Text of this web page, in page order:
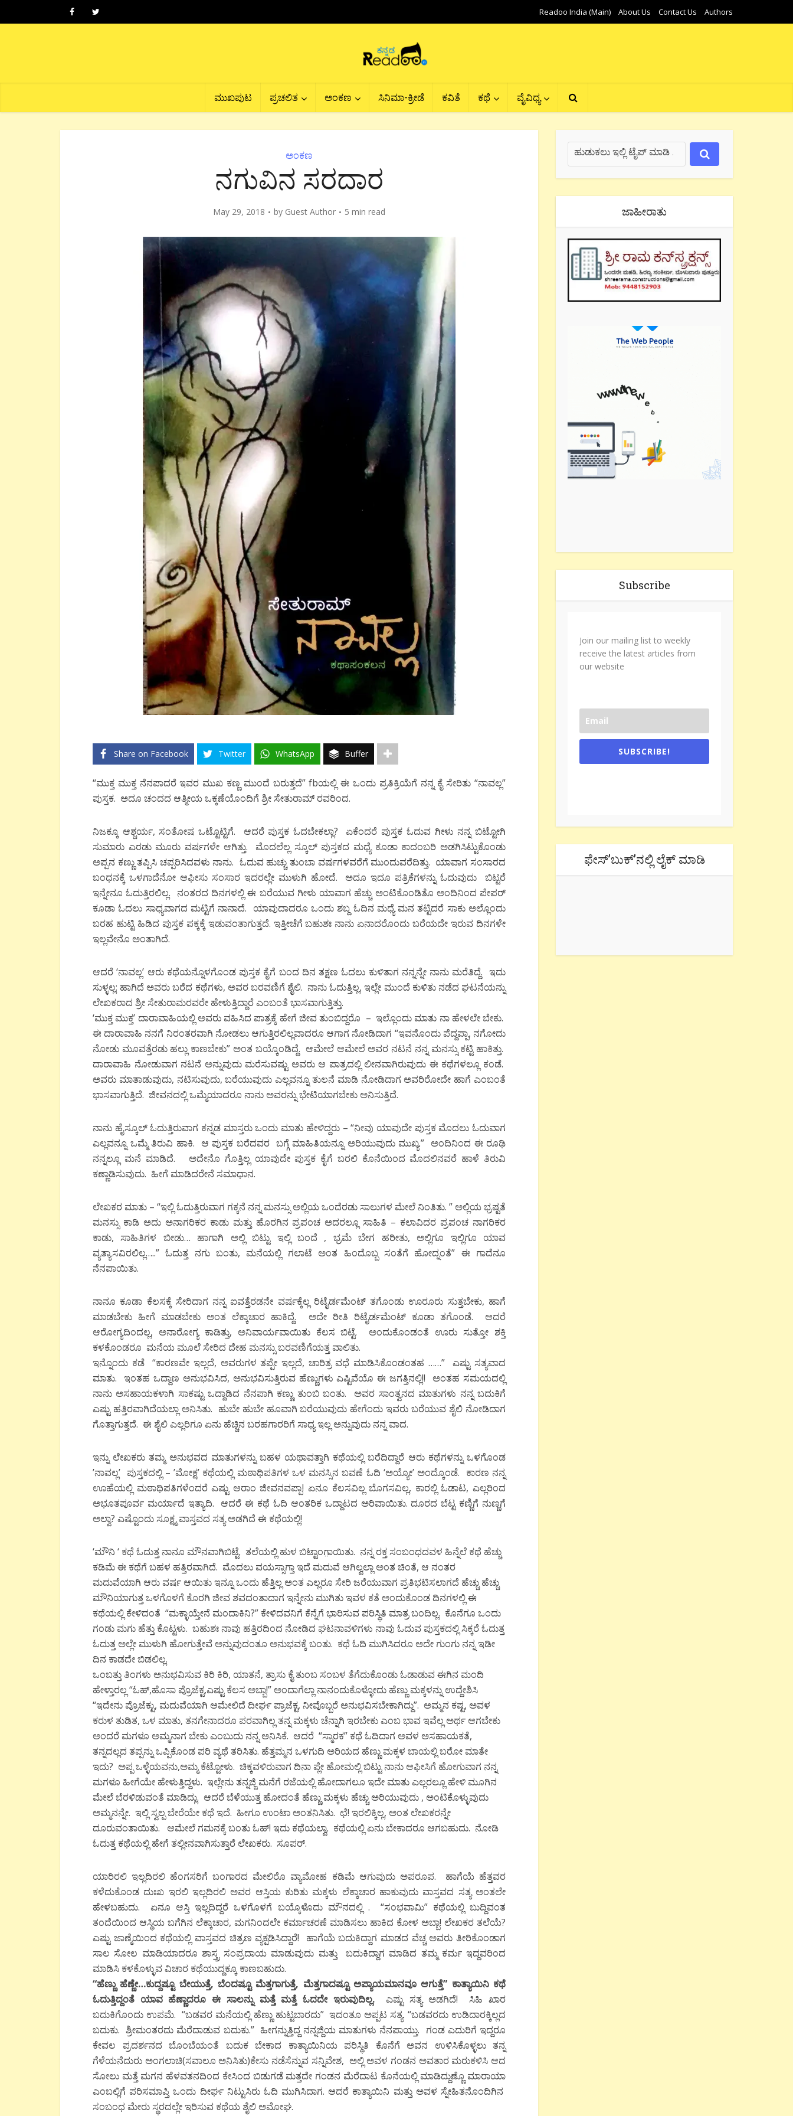
Readoo India (Main) About Us Contact Us Authors
ಮುಖಪುಟ ಪ್ರಚಲಿತ ಅಂಕಣ ಸಿನಿಮಾ-ಕ್ರೀಡೆ ಕವಿತೆ ಕಥೆ ವೈವಿಧ್ಯ
ಅಂಕಣ
ನಗುವಿನ ಸರದಾರ
May 29, 2018 by Guest Author 5 min read
Share on Facebook Twitter WhatsApp Buffer
“ಮುಕ್ತ ಮುಕ್ತ ನೆನಪಾದರೆ ಇವರ ಮುಖ ಕಣ್ಣ ಮುಂದೆ ಬರುತ್ತದೆ” fbಯಲ್ಲಿ ಈ ಒಂದು ಪ್ರತಿಕ್ರಿಯೆಗೆ ನನ್ನ ಕೈ ಸೇರಿತು “ನಾವಲ್ಲ”
ಪುಸ್ತಕ. ಅದೂ ಚಂದದ ಆತ್ಮೀಯ ಒಕ್ಕಣೆಯೊಂದಿಗೆ ಶ್ರೀ ಸೇತುರಾಮ್ ರವರಿಂದ.
ನಿಜಕ್ಕೂ ಆಶ್ಚರ್ಯ, ಸಂತೋಷ ಒಟ್ಟೊಟ್ಟಿಗೆ. ಆದರೆ ಪುಸ್ತಕ ಓದಬೇಕಲ್ಲಾ? ಏಕೆಂದರೆ ಪುಸ್ತಕ ಓದುವ ಗೀಳು ನನ್ನ ಬಿಟ್ಟೋಗಿ
ಸುಮಾರು ಎರಡು ಮೂರು ವರ್ಷಗಳೇ ಆಗಿತ್ತು. ಮೊದಲೆಲ್ಲ ಸ್ಕೂಲ್ ಪುಸ್ತಕದ ಮಧ್ಯೆ ಕೂಡಾ ಕಾದಂಬರಿ ಅಡಗಿಸಿಟ್ಟುಕೊಂಡು
ಅಪ್ಪನ ಕಣ್ಣು ತಪ್ಪಿಸಿ ಚಪ್ಪರಿಸಿದವಳು ನಾನು. ಓದುವ ಹುಚ್ಚು ತುಂಬಾ ವರ್ಷಗಳವರೆಗೆ ಮುಂದುವರೆದಿತ್ತು. ಯಾವಾಗ ಸಂಸಾರದ
ಬಂಧನಕ್ಕೆ ಒಳಗಾದೆನೋ ಆಫೀಸು ಸಂಸಾರ ಇದರಲ್ಲೇ ಮುಳುಗಿ ಹೋದೆ. ಅದೂ ಇದೂ ಪತ್ರಿಕೆಗಳನ್ನು ಓದುವುದು ಬಿಟ್ಟರೆ
ಇನ್ನೇನೂ ಓದುತ್ತಿರಲಿಲ್ಲ. ನಂತರದ ದಿನಗಳಲ್ಲಿ ಈ ಬರೆಯುವ ಗೀಳು ಯಾವಾಗ ಹೆಚ್ಚು ಅಂಟಿಕೊಂಡಿತೊ ಅಂದಿನಿಂದ ಪೇಪರ್
ಕೂಡಾ ಓದಲು ಸಾಧ್ಯವಾಗದ ಮಟ್ಟಿಗೆ ನಾನಾದೆ. ಯಾವುದಾದರೂ ಒಂದು ಶಬ್ದ ಓದಿನ ಮಧ್ಯೆ ಮನ ತಟ್ಟಿದರೆ ಸಾಕು ಅಲ್ಲೊಂದು
ಬರಹ ಹುಟ್ಟಿ ಹಿಡಿದ ಪುಸ್ತಕ ಪಕ್ಕಕ್ಕೆ ಇಡುವಂತಾಗುತ್ತದೆ. ಇತ್ತೀಚೆಗೆ ಬಹುಶಃ ನಾನು ಏನಾದರೊಂದು ಬರೆಯದೇ ಇರುವ ದಿನಗಳೇ
ಇಲ್ಲವೇನೊ ಅಂತಾಗಿದೆ.
ಆದರೆ ‘ನಾವಲ್ಲ’ ಆರು ಕಥೆಯನ್ನೊಳಗೊಂಡ ಪುಸ್ತಕ ಕೈಗೆ ಬಂದ ದಿನ ತಕ್ಷಣ ಓದಲು ಕುಳಿತಾಗ ನನ್ನನ್ನೇ ನಾನು ಮರೆತಿದ್ದೆ. ಇದು
ಸುಳ್ಳಲ್ಲ; ಹಾಗಿದೆ ಅವರು ಬರೆದ ಕಥೆಗಳು, ಅವರ ಬರವಣಿಗೆ ಶೈಲಿ. ನಾನು ಓದುತ್ತಿಲ್ಲ, ಇಲ್ಲೇ ಮುಂದೆ ಕುಳಿತು ನಡೆದ ಘಟನೆಯನ್ನು
ಲೇಖಕರಾದ ಶ್ರೀ ಸೇತುರಾಮರವರೇ ಹೇಳುತ್ತಿದ್ದಾರೆ ಎಂಬಂತೆ ಭಾಸವಾಗುತ್ತಿತ್ತು.
‘ಮುಕ್ತ ಮುಕ್ತ’ ದಾರಾವಾಹಿಯಲ್ಲಿ ಅವರು ವಹಿಸಿದ ಪಾತ್ರಕ್ಕೆ ಹೇಗೆ ಜೀವ ತುಂಬಿದ್ದರೊ – ಇಲ್ಲೊಂದು ಮಾತು ನಾ ಹೇಳಲೇ ಬೇಕು.
ಈ ದಾರಾವಾಹಿ ನನಗೆ ನಿರಂತರವಾಗಿ ನೋಡಲು ಆಗುತ್ತಿರಲಿಲ್ಲವಾದರೂ ಆಗಾಗ ನೋಡಿದಾಗ “ಇವನೊಂದು ಪೆದ್ದಪ್ಪಾ, ನಗೋದು
ನೋಡು ಮೂವತ್ತೆರಡು ಹಲ್ಲು ಕಾಣಬೇಕು” ಅಂತ ಬಯ್ಕೊಂಡಿದ್ದೆ. ಆಮೇಲೆ ಆಮೇಲೆ ಅವರ ನಟನೆ ನನ್ನ ಮನಸ್ಸು ಕಟ್ಟಿ ಹಾಕಿತ್ತು.
ದಾರಾವಾಹಿ ನೋಡುವಾಗ ನಟನೆ ಅನ್ನುವುದು ಮರೆಸುವಷ್ಟು ಅವರು ಆ ಪಾತ್ರದಲ್ಲಿ ಲೀನವಾಗಿರುವುದು ಈ ಕಥೆಗಳಲ್ಲೂ ಕಂಡೆ.
ಅವರು ಮಾತಾಡುವುದು, ನಟಿಸುವುದು, ಬರೆಯುವುದು ಎಲ್ಲವನ್ನೂ ತುಲನೆ ಮಾಡಿ ನೋಡಿದಾಗ ಅವರಿರೋದೇ ಹಾಗೆ ಎಂಬಂತೆ
ಭಾಸವಾಗುತ್ತಿದೆ. ಜೀವನದಲ್ಲಿ ಒಮ್ಮೆಯಾದರೂ ನಾನು ಅವರನ್ನು ಭೇಟಿಯಾಗಬೇಕು ಅನಿಸುತ್ತಿದೆ.
ನಾನು ಹೈಸ್ಕೂಲ್ ಓದುತ್ತಿರುವಾಗ ಕನ್ನಡ ಮಾಸ್ತರು ಒಂದು ಮಾತು ಹೇಳಿದ್ದರು – “ನೀವು ಯಾವುದೇ ಪುಸ್ತಕ ಮೊದಲು ಓದುವಾಗ
ಎಲ್ಲವನ್ನೂ ಒಮ್ಮೆ ತಿರುವಿ ಹಾಕಿ. ಆ ಪುಸ್ತಕ ಬರೆದವರ ಬಗ್ಗೆ ಮಾಹಿತಿಯನ್ನೂ ಅರಿಯುವುದು ಮುಖ್ಯ.” ಅಂದಿನಿಂದ ಈ ರೂಢಿ
ನನ್ನಲ್ಲೂ ಮನೆ ಮಾಡಿದೆ. ಅದೇನೊ ಗೊತ್ತಿಲ್ಲ ಯಾವುದೇ ಪುಸ್ತಕ ಕೈಗೆ ಬರಲಿ ಕೊನೆಯಿಂದ ಮೊದಲಿನವರೆ ಹಾಳೆ ತಿರುವಿ
ಕಣ್ಣಾಡಿಸುವುದು. ಹೀಗೆ ಮಾಡಿದರೇನೆ ಸಮಾಧಾನ.
ಲೇಖಕರ ಮಾತು – “ಇಲ್ಲಿ ಓದುತ್ತಿರುವಾಗ ಗಕ್ಕನೆ ನನ್ನ ಮನಸ್ಸು ಅಲ್ಲಿಯ ಒಂದೆರಡು ಸಾಲುಗಳ ಮೇಲೆ ನಿಂತಿತು. ” ಅಲ್ಲಿಯ ಭ್ರಷ್ಟತೆ
ಮನಸ್ಸು ಕಾಡಿ ಅದು ಅನಾಗರಿಕರ ಕಾಡು ಮತ್ತು ಹೊರಗಿನ ಪ್ರಪಂಚ ಅದರಲ್ಲೂ ಸಾಹಿತಿ – ಕಲಾವಿದರ ಪ್ರಪಂಚ ನಾಗರಿಕರ
ಕಾಡು, ಸಾಹಿತಿಗಳ ಬೀಡು… ಹಾಗಾಗಿ ಅಲ್ಲಿ ಬಿಟ್ಟು ಇಲ್ಲಿ ಬಂದೆ , ಭ್ರಮೆ ಬೇಗ ಹರೀತು, ಅಲ್ಲಿಗೂ ಇಲ್ಲಿಗೂ ಯಾವ
ವ್ಯತ್ಯಾಸವಿರಲಿಲ್ಲ…..” ಓದುತ್ತ ನಗು ಬಂತು, ಮನೆಯಲ್ಲಿ ಗಲಾಟೆ ಅಂತ ಹಿಂದೊಬ್ಬ ಸಂತೆಗೆ ಹೋದ್ನಂತೆ” ಈ ಗಾದೆನೂ
ನೆನಪಾಯಿತು.
ನಾನೂ ಕೂಡಾ ಕೆಲಸಕ್ಕೆ ಸೇರಿದಾಗ ನನ್ನ ಐವತ್ತೆರಡನೇ ವರ್ಷಕ್ಕೆಲ್ಲ ರಿಟೈರ್ಡಮೆಂಟ್ ತಗೊಂಡು ಊರೂರು ಸುತ್ತಬೇಕು, ಹಾಗೆ
ಮಾಡಬೇಕು ಹೀಗೆ ಮಾಡಬೇಕು ಅಂತ ಲೆಕ್ಕಾಚಾರ ಹಾಕಿದ್ದೆ. ಅದೇ ರೀತಿ ರಿಟೈರ್ಡಮೆಂಟ್ ಕೂಡಾ ತಗೊಂಡೆ. ಆದರೆ
ಆರೋಗ್ಯದಿಂದಲ್ಲ, ಅನಾರೋಗ್ಯ ಕಾಡಿತ್ತು, ಅನಿವಾರ್ಯವಾಯಿತು ಕೆಲಸ ಬಿಟ್ಟೆ. ಅಂದುಕೊಂಡಂತೆ ಊರು ಸುತ್ತೋ ಶಕ್ತಿ
ಕಳಕೊಂಡರೂ ಮನೆಯ ಮೂಲೆ ಸೇರಿದ ದೇಹ ಮನಸ್ಸು ಬರವಣಿಗೆಯತ್ತ ವಾಲಿತು.
ಇನ್ನೊಂದು ಕಡೆ “ಕಾರಣವೇ ಇಲ್ಲದೆ, ಅವರುಗಳ ತಪ್ಪೇ ಇಲ್ಲದೆ, ಚಾರಿತ್ರ ವಧೆ ಮಾಡಿಸಿಕೊಂಡಂತಹ ……” ಎಷ್ಟು ಸತ್ಯವಾದ
ಮಾತು. ಇಂತಹ ಒದ್ದಾಣ ಅನುಭವಿಸಿದ, ಅನುಭವಿಸುತ್ತಿರುವ ಹೆಣ್ಣುಗಳು ಎಷ್ಟಿವೆಯೊ ಈ ಜಗತ್ತಿನಲ್ಲಿ!! ಅಂತಹ ಸಮಯದಲ್ಲಿ
ನಾನು ಅಸಹಾಯಕಳಾಗಿ ಸಾಕಷ್ಟು ಒದ್ದಾಡಿದ ನೆನಪಾಗಿ ಕಣ್ಣು ತುಂಬಿ ಬಂತು. ಅವರ ಸಾಂತ್ವನದ ಮಾತುಗಳು ನನ್ನ ಬದುಕಿಗೆ
ಎಷ್ಟು ಹತ್ತಿರವಾಗಿದೆಯಲ್ಲಾ ಅನಿಸಿತು. ಹುಬೇ ಹುಬೇ ಹೂವಾಗಿ ಬರೆಯುವುದು ಹೇಗೆಂದು ಇವರು ಬರೆಯುವ ಶೈಲಿ ನೋಡಿದಾಗ
ಗೊತ್ತಾಗುತ್ತದೆ. ಈ ಶೈಲಿ ಎಲ್ಲರಿಗೂ ಏನು ಹೆಚ್ಚಿನ ಬರಹಗಾರರಿಗೆ ಸಾಧ್ಯ ಇಲ್ಲ ಅನ್ನುವುದು ನನ್ನ ವಾದ.
ಇನ್ನು ಲೇಖಕರು ತಮ್ಮ ಅನುಭವದ ಮಾತುಗಳನ್ನು ಬಹಳ ಯಥಾವತ್ತಾಗಿ ಕಥೆಯಲ್ಲಿ ಬರೆದಿದ್ದಾರೆ ಆರು ಕಥೆಗಳನ್ನು ಒಳಗೊಂಡ
’ನಾವಲ್ಲ’ ಪುಸ್ತಕದಲ್ಲಿ – ’ಮೋಕ್ಷ’ ಕಥೆಯಲ್ಲಿ ಮಠಾಧಿಪತಿಗಳ ಒಳ ಮನಸ್ಸಿನ ಬವಣೆ ಓದಿ ‘ಅಯ್ಯೋ’ ಅಂದ್ಕೊಂಡೆ. ಕಾರಣ ನನ್ನ
ಊಹೆಯಲ್ಲಿ ಮಠಾಧಿಪತಿಗಳೆಂದರೆ ಎಷ್ಟು ಆರಾಂ ಜೀವನವಪ್ಪಾ! ಏನೂ ಕೆಲಸವಿಲ್ಲ ಬೊಗಸವಿಲ್ಲ, ಕಾರಲ್ಲಿ ಓಡಾಟ, ಎಲ್ಲರಿಂದ
ಅಭೂತಪೂರ್ವ ಮರ್ಯಾದೆ ಇತ್ಯಾದಿ. ಆದರೆ ಈ ಕಥೆ ಓದಿ ಆಂತರಿಕ ಒದ್ದಾಟದ ಅರಿವಾಯಿತು. ದೂರದ ಬೆಟ್ಟ ಕಣ್ಣಿಗೆ ನುಣ್ಣಗೆ
ಅಲ್ವಾ? ಎಷ್ಟೊಂದು ಸೂಕ್ಷ್ಮ ವಾಸ್ತವದ ಸತ್ಯ ಅಡಗಿದೆ ಈ ಕಥೆಯಲ್ಲಿ!
‘ಮೌನಿ ‘ ಕಥೆ ಓದುತ್ತ ನಾನೂ ಮೌನವಾಗಿಬಿಟ್ಟೆ. ತಲೆಯಲ್ಲಿ ಹುಳ ಬಿಟ್ಟಾಂಗಾ಼ಯಿತು. ನನ್ನ ರಕ್ತ ಸಂಬಂಧದವಳ ಹಿನ್ನೆಲೆ ಕಥೆ ಹೆಚ್ಚು
ಕಡಿಮೆ ಈ ಕಥೆಗೆ ಬಹಳ ಹತ್ತಿರವಾಗಿದೆ. ಮೊದಲು ವಯಸ್ಸಾಗ್ತಾ ಇದೆ ಮದುವೆ ಆಗಿಲ್ವಲ್ಲಾ ಅಂತ ಚಿಂತೆ, ಆ ನಂತರ
ಮದುವೆಯಾಗಿ ಆರು ವರ್ಷ ಆಯಿತು ಇನ್ನೂ ಒಂದು ಹೆತ್ತಿಲ್ಲ ಅಂತ ಎಲ್ಲರೂ ಸೇರಿ ಜರೆಯುವಾಗ ಪ್ರತಿಭಟಿಸಲಾಗದೆ ಹೆಚ್ಚು ಹೆಚ್ಚು
ಮೌನಿಯಾಗುತ್ತ ಒಳಗೊಳಗೆ ಕೊರಗಿ ಜೀವ ಶವದಂತಾದಾಗ ಇನ್ನೇನು ಮುಗಿತು ಇವಳ ಕತೆ ಅಂದುಕೊಂಡ ದಿನಗಳಲ್ಲಿ ಈ
ಕಥೆಯಲ್ಲಿ ಕೇಳಿದಂತೆ “ಮಕ್ಳಾಯ್ತೇನೆ ಮಂದಾಕಿನಿ?” ಕೇಳಿದವನಿಗೆ ಕೆನ್ನೆಗೆ ಭಾರಿಸುವ ಪರಿಸ್ಥಿತಿ ಮಾತ್ರ ಬಂದಿಲ್ಲ. ಕೊನೆಗೂ ಒಂದು
ಗಂಡು ಮಗು ಹೆತ್ತು ಕೊಟ್ಟಳು. ಬಹುಶಃ ನಾವು ಹತ್ತಿರದಿಂದ ನೋಡಿದ ಘಟನಾವಳಿಗಳು ನಾವು ಓದುವ ಪುಸ್ತಕದಲ್ಲಿ ಸಿಕ್ಕರೆ ಓದುತ್ತ
ಓದುತ್ತ ಅಲ್ಲೇ ಮುಳುಗಿ ಹೋಗುತ್ತೇವೆ ಅನ್ನುವುದಂತೂ ಅನುಭವಕ್ಕೆ ಬಂತು. ಕಥೆ ಓದಿ ಮುಗಿಸಿದರೂ ಅದೇ ಗುಂಗು ನನ್ನ ಇಡೀ
ದಿನ ಕಾಡದೇ ಬಿಡಲಿಲ್ಲ.
ಒಂಬತ್ತು ತಿಂಗಳು ಅನುಭವಿಸುವ ಕಿರಿ ಕಿರಿ, ಯಾತನೆ, ತ್ರಾಸು ಕೈ ತುಂಬ ಸಂಬಳ ತೆಗೆದುಕೊಂಡು ಓಡಾಡುವ ಈಗಿನ ಮಂದಿ
ಹೇಳ್ತಾರಲ್ಲ “ಓಹ್,ಹೊಸಾ ಪ್ರೊಜೆಕ್ಟ,ಎಷ್ಟು ಕೆಲಸ ಅಬ್ಬಾ!” ಅಂದಾಗೆಲ್ಲಾ ನಾನಂದುಕೊಳ್ಳೋದು ಹೆಣ್ಣು ಮಕ್ಕಳನ್ನು ಉದ್ದೇಶಿಸಿ
“ಇದೇನು ಪ್ರೊಜೆಕ್ಟು, ಮದುವೆಯಾಗಿ ಆಮೇಲಿದೆ ದೀರ್ಘ ಪ್ರಾಜೆಕ್ಟ, ನೀವೊಬ್ಬರೆ ಅನುಭವಿಸಬೇಕಾಗಿದ್ದು”. ಅಮ್ಮನ ಕಷ್ಟ, ಅವಳ
ಕರುಳ ತುಡಿತ, ಒಳ ಮಾತು, ತನಗೇನಾದರೂ ಪರವಾಗಿಲ್ಲ ತನ್ನ ಮಕ್ಕಳು ಚೆನ್ನಾಗಿ ಇರಬೇಕು ಎಂಬ ಭಾವ ಇವೆಲ್ಲ ಅರ್ಥ ಆಗಬೇಕು
ಅಂದರೆ ಮಗಳೂ ಅಮ್ಮನಾಗ ಬೇಕು ಎಂಬುದು ನನ್ನ ಅನಿಸಿಕೆ. ಆದರೆ “ಸ್ಮಾರಕ” ಕಥೆ ಓದಿದಾಗ ಅವಳ ಅಸಹಾಯಕತೆ,
ತನ್ನದಲ್ಲದ ತಪ್ಪನ್ನು ಒಪ್ಪಿಕೊಂಡ ಪರಿ ವ್ಯಥೆ ತರಿಸಿತು. ಹೆತ್ತಮ್ಮನ ಒಳಗುದಿ ಅರಿಯದ ಹೆಣ್ಣು ಮಕ್ಕಳ ಬಾಯಲ್ಲಿ ಬರೋ ಮಾತೇ
ಇದು? ಅಪ್ಪ ಒಳ್ಳೆಯವನು,ಅಮ್ಮ ಕೆಟ್ಟೋಳು. ಚಿಕ್ಕವಳಿರುವಾಗ ದಿನಾ ಪ್ಲೇ ಹೋಮಲ್ಲಿ ಬಿಟ್ಟು ನಾನು ಆಫೀಸಿಗೆ ಹೋಗುವಾಗ ನನ್ನ
ಮಗಳೂ ಹೀಗೆಯೇ ಹೇಳುತ್ತಿದ್ದಳು. ಇಲ್ಲೇನು ತನ್ನಜ್ಜಿ ಮನೆಗೆ ರಜೆಯಲ್ಲಿ ಹೋದಾಗಲೂ ಇದೇ ಮಾತು ಎಲ್ಲರಲ್ಲೂ ಹೇಳಿ ಮೂಗಿನ
ಮೇಲೆ ಬೆರಳಿಡುವಂತೆ ಮಾಡಿದ್ಲು. ಆದರೆ ಬೆಳೆಯುತ್ತ ಹೋದಂತೆ ಹೆಣ್ಣು ಮಕ್ಕಳು ಹೆಚ್ಚು ಅರಿಯುವುದು , ಅಂಟಿಕೊಳ್ಳುವುದು
ಅಮ್ಮನನ್ನೇ. ಇಲ್ಲಿ ಸ್ವಲ್ಪ ಬೇರೆಯೇ ಕಥೆ ಇದೆ. ಹೀಗೂ ಉಂಟಾ ಅಂತನಿಸಿತು. ಛೆ! ಇರಲಿಕ್ಕಿಲ್ಲ, ಅಂತ ಲೇಖಕರನ್ನೇ
ದೂರುವಂತಾಯಿತು. ಆಮೇಲೆ ಗಮನಕ್ಕೆ ಬಂತು ಓಹ್! ಇದು ಕಥೆಯಲ್ವಾ. ಕಥೆಯಲ್ಲಿ ಏನು ಬೇಕಾದರೂ ಆಗಬಹುದು. ನೋಡಿ
ಓದುತ್ತ ಕಥೆಯಲ್ಲಿ ಹೇಗೆ ತಲ್ಲೀನವಾಗಿಸುತ್ತಾರೆ ಲೇಖಕರು. ಸೂಪರ್.
ಯಾರಿರಲಿ ಇಲ್ಲದಿರಲಿ ಹೆಂಗಸರಿಗೆ ಬಂಗಾರದ ಮೇಲಿರೊ ವ್ಯಾಮೋಹ ಕಡಿಮೆ ಆಗುವುದು ಅಪರೂಪ. ಹಾಗೆಯೆ ಹೆತ್ತವರ
ಕಳೆದುಕೊಂಡ ದುಃಖ ಇರಲಿ ಇಲ್ಲದಿರಲಿ ಅವರ ಆಸ್ತಿಯ ಕುರಿತು ಮಕ್ಕಳು ಲೆಕ್ಕಾಚಾರ ಹಾಕುವುದು ವಾಸ್ತವದ ಸತ್ಯ ಅಂತಲೇ
ಹೇಳಬಹುದು. ಏನೂ ಆಸ್ತಿ ಇಲ್ಲದಿದ್ದರೆ ಒಳಗೊಳಗೆ ಬಯ್ಕೊಳೊದು ಮೌನದಲ್ಲಿ . “ಸಂಭವಾಮಿ” ಕಥೆಯಲ್ಲಿ ಬುದ್ದಿವಂತ
ತಂದೆಯಿಂದ ಆಸ್ಥಿಯ ಬಗೆಗಿನ ಲೆಕ್ಕಾಚಾರ, ಮಗನಿಂದಲೇ ಕರ್ಮಾಚರಣೆ ಮಾಡಿಸಲು ಹಾಕಿದ ಕೋಳ ಅಬ್ಬಾ! ಲೇಖಕರ ತಲೆಯೆ?
ಎಷ್ಟು ಜಾಣ್ಮೆಯಿಂದ ಕಥೆಯಲ್ಲಿ ವಾಸ್ತವದ ಚಿತ್ರಣ ವ್ಯಕ್ಪಡಿಸಿದ್ದಾರೆ! ಹಾಗೆಯೆ ಬದುಕಿದ್ದಾಗ ಮಾಡದ ವೆಚ್ಚ ಅವರು ತೀರಿಕೊಂಡಾಗ
ಸಾಲ ಸೋಲ ಮಾಡಿಯಾದರೂ ಶಾಸ್ತ್ರ ಸಂಪ್ರದಾಯ ಮಾಡುವುದು ಮತ್ತು ಬದುಕಿದ್ದಾಗ ಮಾಡಿದ ತಮ್ಮ ಕರ್ಮ ಇದ್ದವರಿಂದ
ಮಾಡಿಸಿ ಕಳಕೊಳ್ಳುವ ವಿಚಾರ ಕಥೆಯುದ್ದಕ್ಕೂ ಕಾಣಬಹುದು.
“ಹೆಣ್ಣು ಹೆಣ್ಣೇ…ಕುದ್ದಷ್ಟೂ ಬೇಯುತ್ತೆ,ಬೆಂದಷ್ಟೂ ಮೆತ್ತಗಾಗುತ್ತೆ, ಮೆತ್ತಗಾದಷ್ಟೂ ಅಪ್ಯಾಯಮಾನವೂ ಆಗುತ್ತೆ” ಕಾತ್ಯಾಯಿನಿ ಕಥೆ
ಓದುತ್ತಿದ್ದಂತೆ ಯಾವ ಹೆಣ್ಣಾದರೂ ಈ ಸಾಲನ್ನು ಮತ್ತೆ ಮತ್ತೆ ಓದದೇ ಇರುವುದಿಲ್ಲ.ಎಷ್ಟು ಸತ್ಯ ಅಡಗಿದೆ! ಸಿಹಿ ಖಾರ
ಬದುಕಿಗೊಂದು ಉಪಮೆ. “ಬಡವರ ಮನೆಯಲ್ಲಿ ಹೆಣ್ಣು ಹುಟ್ಟಬಾರದು” ಇದಂತೂ ಅಪ್ಪಟ ಸತ್ಯ. “ಬಡವರದು ಉಡಿದಾರಕ್ಕಿಲ್ಲದ
ಬದುಕು. ಶ್ರೀಮಂತರದು ಮೆರೆದಾಡುವ ಬದುಕು.” ಹೀಗನ್ನುತ್ತಿದ್ದ ನನ್ನಜ್ದಿಯ ಮಾತುಗಳು ನೆನಪಾಯ್ತು. ಗಂಡ ಎದುರಿಗೆ ಇದ್ದರೂ
ಕೇವಲ ಪ್ರದರ್ಶನದ ಬೊಂಬೆಯಂತೆ ಬದುಕ ಬೇಕಾದ ಕಾತ್ಯಾಯಿನಿಯ ಪರಿಸ್ಥಿತಿ ಕೊನೆಗೆ ಅವನ ಉಳಿಸಿಕೊಳ್ಳಲು ತನ್ನ
ಗೆಳೆಯನೆದುರು ಅಂಗಲಾಚಿ(ಸವಾಲೂ ಅನಿಸಿತು)ಕೇಸು ನಡೆಸೆನ್ನುವ ಸನ್ನಿವೇಶ, ಅಲ್ಲಿ ಅವಳ ಗಂಡನ ಅವತಾರ ಮರುಕಳಿಸಿ ಆದ
ಸೋಲು ಮತ್ತೆ ಮಗನ ಹೆಳವತನದಿಂದ ಕೇಸಿಂದ ಬಿಡುಗಡೆ ಮತ್ತದೇ ಗಂಡನ ಮೆರೆದಾಟ ಕೊನೆಯಲ್ಲಿ ಮಾಡಿದ್ದುಣ್ಣೊ ಮಾರಾಯಾ
ಎಂಬಲ್ಲಿಗೆ ಪರಿಸಮಾಪ್ತಿ ಒಂದು ದೀರ್ಘ ನಿಟ್ಟುಸಿರು ಓದಿ ಮುಗಿಸಿದಾಗ. ಆದರೆ ಕಾತ್ಯಾಯಿನಿ ಮತ್ತು ಅವಳ ಸ್ನೇಹಿತನೊಂದಿಗಿನ
ಸಂಬಂಧ ಮೇರು ಸ್ಥರದಲ್ಲೇ ಇರಿಸುವ ಕಥೆಯ ಶೈಲಿ ಅಮೋಘ.
ಜಾಹೀರಾತು
Subscribe
Join our mailing list to weekly
receive the latest articles from
our website
SUBSCRIBE!
ಫೇಸ್’ಬುಕ್’ನಲ್ಲಿ ಲೈಕ್ ಮಾಡಿ